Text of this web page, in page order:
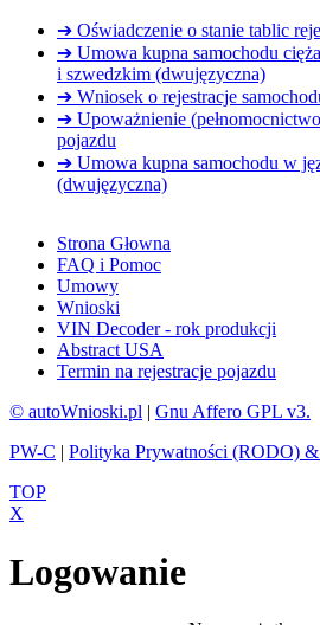
➔ Oświadczenie o stanie tablic
➔ Umowa kupna samochodu
i szwedzkim (dwujęzyczna)
➔ Wniosek o rejestracje
➔ Upoważnienie
pojazdu
➔ Umowa kupna samochodu w
(dwujęzyczna)
Strona Głowna
FAQ i Pomoc
Umowy
Wnioski
VIN Decoder - rok produkcji
Abstract USA
Termin na rejestracje pojazdu
© autoWnioski.pl | Gnu Affero GPL v3.
PW-C | Polityka Prywatności (RODO)
TOP
X
Logowanie